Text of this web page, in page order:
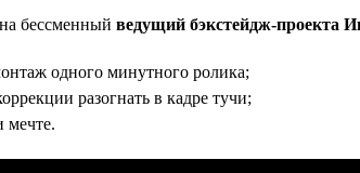
бессменный ведущий бэкстейдж-проекта
одного минутного ролика;
разогнать в кадре тучи;
мечте.